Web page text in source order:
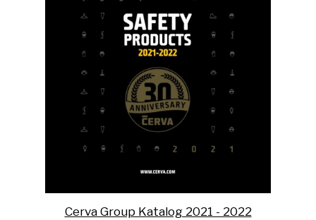
Cerva Group Katalog 2021 - 2022